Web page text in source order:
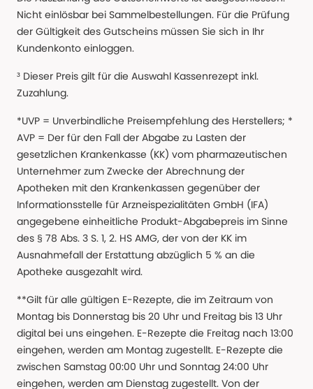
Nicht einlösbar bei Sammelbestellungen. Für die Prüfung
der Gültigkeit des Gutscheins müssen Sie sich in Ihr
Kundenkonto einloggen.
³ Dieser Preis gilt für die Auswahl Kassenrezept inkl.
Zuzahlung.
*UVP = Unverbindliche Preisempfehlung des Herstellers; *
AVP = Der für den Fall der Abgabe zu Lasten der
gesetzlichen Krankenkasse (KK) vom pharmazeutischen
Unternehmer zum Zwecke der Abrechnung der
Apotheken mit den Krankenkassen gegenüber der
Informationsstelle für Arzneispezialitäten GmbH (IFA)
angegebene einheitliche Produkt-Abgabepreis im Sinne
des § 78 Abs. 3 S. 1, 2. HS AMG, der von der KK im
Ausnahmefall der Erstattung abzüglich 5 % an die
Apotheke ausgezahlt wird.
**Gilt für alle gültigen E-Rezepte, die im Zeitraum von
Montag bis Donnerstag bis 20 Uhr und Freitag bis 13 Uhr
digital bei uns eingehen. E-Rezepte die Freitag nach 13:00
eingehen, werden am Montag zugestellt. E-Rezepte die
zwischen Samstag 00:00 Uhr und Sonntag 24:00 Uhr
eingehen, werden am Dienstag zugestellt. Von der